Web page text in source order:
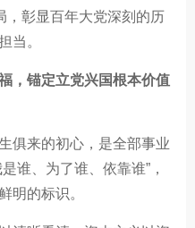
，彰显百年大党深刻的历
当。
，锚定立党兴国根本价值
来的初心，是全部事业
谁、为了谁、依靠谁”，
明的标识。